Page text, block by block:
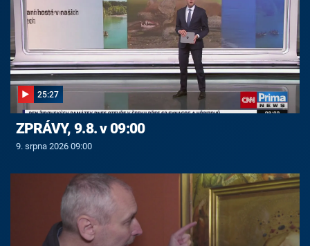
25:27
ZPRÁVY, 9.8. v 09:00
9. srpna 2026 09:00